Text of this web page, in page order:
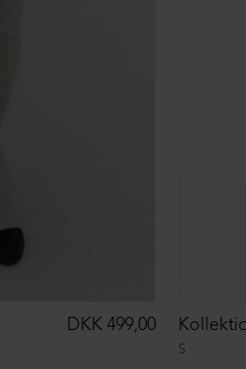
DKK 499,00
S